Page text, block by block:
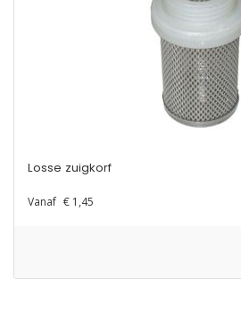
Losse zuigkorf
Vanaf € 1,45